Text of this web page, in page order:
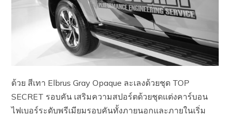
ด้วย สีเทา Elbrus Gray Opaque ละเลงด้วยชุด TOP
SECRET รอบคัน เสริมความสปอร์ตด้วยชุดแต่งคาร์บอน
ไฟเบอร์ระดับพรีเมียมรอบคันทั้งภายนอกและภายในเริ่ม